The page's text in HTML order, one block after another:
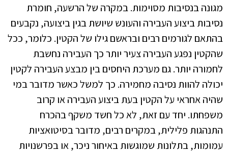
מגונה בנסיבות מסוימות. במקרה של הרשעה, חומרת
נסיבות ביצוע העבירה והעונש שיושת בגין ביצועה, נקבעים
בהתאם לגורמים רבים ובראשם גילו של הקטין. כלומר, ככל
שהקטין נפגע העבירה צעיר יותר כך העבירה נחשבת
לחמורה יותר. גם מערכת היחסים בין מבצע העבירה לקטין
יכולה להוות נסיבה מחמירה. כך למשל כאשר מדובר במי
שהיה אחראי על הקטין בעת ביצוע העבירה או קרוב
משפחתו. יחד עם זאת, לא כל חשד משקף בהכרח
התנהגות פלילית, במקרים רבים, מדובר בסיטואציות
עמומות, בתלונות שמוגשות באיחור ניכר, או בפרשנויות